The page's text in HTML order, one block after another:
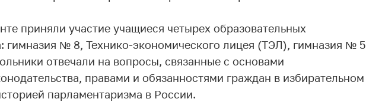
приняли участие учащиеся четырех образовательных
гимназия № 8, Технико-экономического лицея (ТЭЛ), гимназия № 5
отвечали на вопросы, связанные с основами
правами и обязанностями граждан в избирательном
парламентаризма в России.